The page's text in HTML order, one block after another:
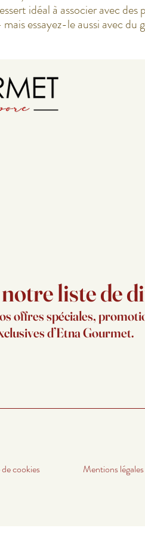
idéal à associer avec des
essayez-le aussi avec du
liste de
offres spéciales,
d’Etna Gourmet.
cookies Mentions légales